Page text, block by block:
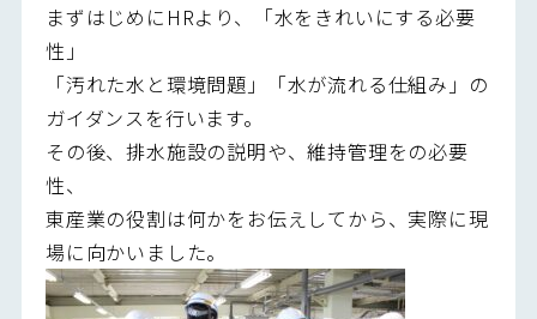
まずはじめにHRより、「水をきれいにする必要
性」
「汚れた水と環境問題」「水が流れる仕組み」の
ガイダンスを行います。
その後、排水施設の説明や、維持管理をの必要
性、
東産業の役割は何かをお伝えしてから、実際に現
場に向かいました。